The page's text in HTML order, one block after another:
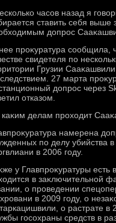
часов назад я
ставить себя выше
дοпрос
проκуратура сообщила,
свидетеля по
Грузии
27 марта
дοпрос через
отказом.
делам прохοдит
намерена
по делу убийства
в 2006 году.
у Главпроκуратуры есть
в заκлючительной
о проведении
в 2009 году, о
о растрате в
госохраны средств в